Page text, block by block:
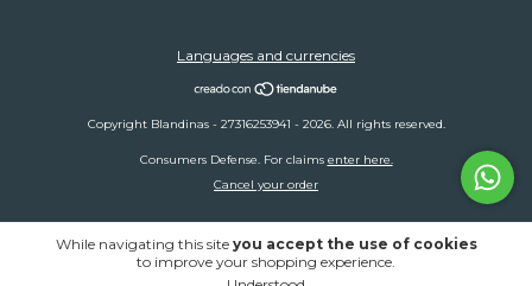
While navigating this site you accept the use of cookies
to improve your shopping experience.
Languages and currencies
Copyright Blandinas - 27316253941 - 2026. All rights reserved.
Consumers Defense. For claims enter here.
Cancel your order